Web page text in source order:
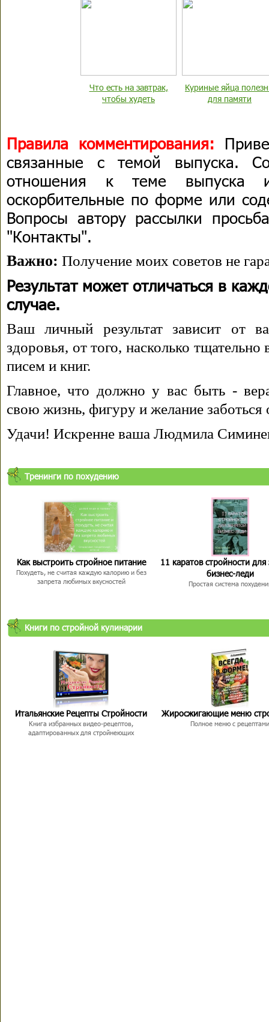
Что есть на завтрак,
чтобы худеть
Куриные яйца
для памяти
Правила комментирования:
связанные с темой выпуска.
отношения к теме выпуска
оскорбительные по форме или
Вопросы автору рассылки
"Контакты".
Важно: Получение моих советов не
Результат может отличаться в
случае.
Ваш личный результат зависит от
здоровья, от того, насколько
писем и книг.
Главное, что должно у вас быть -
свою жизнь, фигуру и желание заботься
Удачи! Искренне ваша Людмила
Тренинги по похудению
Как выстроить стройное питание
Похудеть, не считая каждую калорию и без
запрета любимых вкусностей
11 каратов стройности для
бизнес-леди
Простая система
Книги по стройной кулинарии
Итальянские Рецепты Стройности
Книга избранных видео-рецептов,
адаптированных для стройнеющих
Жиросжигающие меню
Полное меню с рецептами